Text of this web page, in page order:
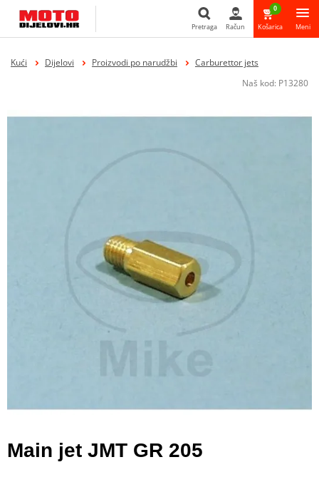
Pretraga
Pretraga Račun
0
Košarica Meni
Kući Dijelovi Proizvodi po narudžbi
Carburettor jets
Naš kod: P13280
Main jet JMT GR 205